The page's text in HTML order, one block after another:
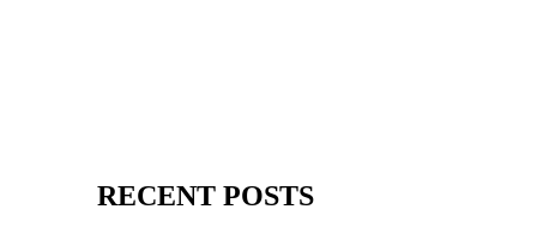
RECENT POSTS